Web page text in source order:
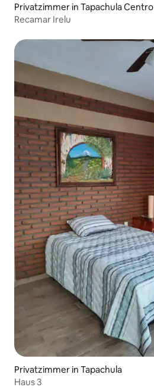
Privatzimmer in Tapachula Centro
Recamar Irelu
Privatzimmer in Tapachula
Haus 3